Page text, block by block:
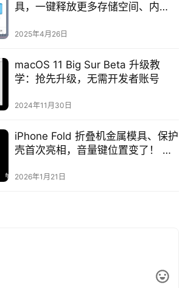
具，一键释放更多存储空间、内
2025年4月26日
macOS 11 Big Sur Beta 升级教
学：抢先升级，无需开发者账号
2024年11月30日
iPhone Fold 折叠机金属模具、保护
壳首次亮相，音量键位置变了！ 预
2026年1月21日